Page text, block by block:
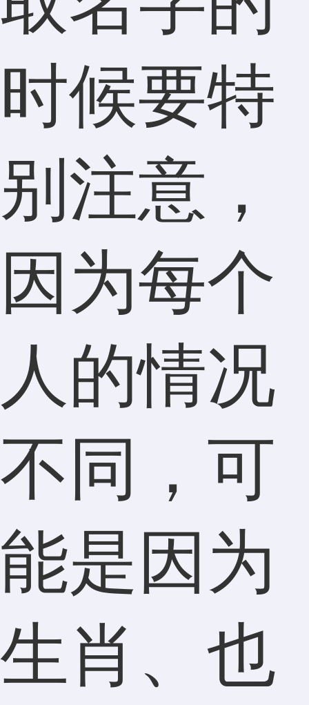
时候要特
别注意，
因为每个
人的情况
不同，可
能是因为
生肖、也